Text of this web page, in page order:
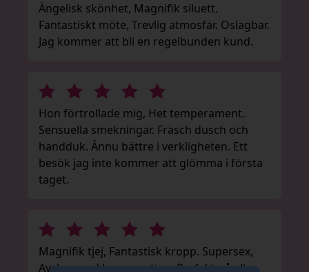
Ängelisk skönhet, Magnifik siluett.
Fantastiskt möte, Trevlig atmosfär. Oslagbar.
Jag kommer att bli en regelbunden kund.
Hon förtrollade mig, Het temperament.
Sensuella smekningar. Fräsch dusch och
handduk. Ännu bättre i verkligheten. Ett
besök jag inte kommer att glömma i första
taget.
Magnifik tjej, Fantastisk kropp. Supersex,
Avslappnad konversation. Perfekt på alla